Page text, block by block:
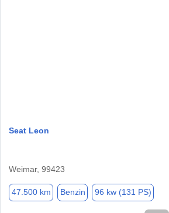
Seat Leon
Weimar, 99423
47.500 km Benzin 96 kw (131 PS)